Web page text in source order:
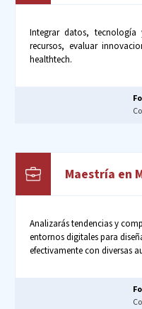
Integrar datos,
recursos, evaluar
healthtech.
Maestría en
Analizarás tendencias y
entornos digitales para
efectivamente con diversas